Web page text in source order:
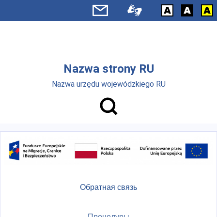
Перейти к основному содержанию
Nazwa strony RU
Nazwa urzędu wojewódzkiego RU
Обратная связь